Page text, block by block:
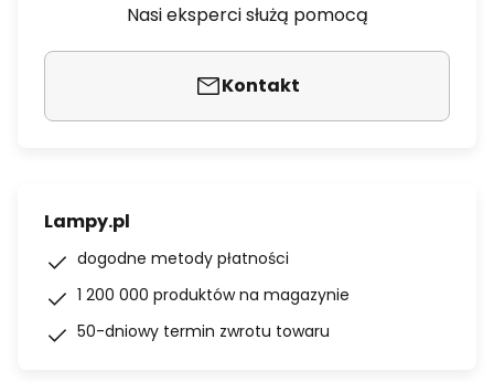
Nasi eksperci służą pomocą
Kontakt
Lampy.pl
dogodne metody płatności
1 200 000 produktów na magazynie
50-dniowy termin zwrotu towaru